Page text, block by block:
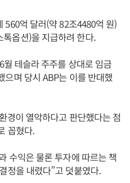
560억 달러(약 82조4480억 원)
옵션)을 지급하려 한다.
테슬라 주주를 상대로 임금
으며 당시 ABP는 이를 반대했
경이 열악하다고 판단했다는 점
꼽혔다.
수익은 물론 투자에 따르는 책
정을 내렸다”고 덧붙였다.